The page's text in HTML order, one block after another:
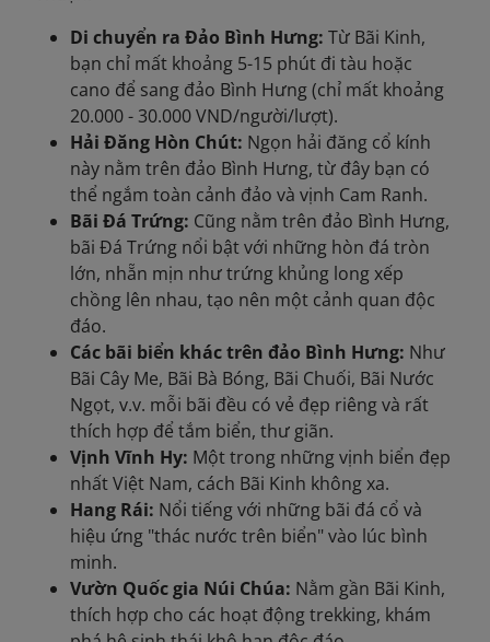
Di chuyển ra Đảo Bình Hưng: Từ Bãi Kinh,
bạn chỉ mất khoảng 5-15 phút đi tàu hoặc
cano để sang đảo Bình Hưng (chỉ mất khoảng
20.000 - 30.000 VND/người/lượt).
Hải Đăng Hòn Chút: Ngọn hải đăng cổ kính
này nằm trên đảo Bình Hưng, từ đây bạn có
thể ngắm toàn cảnh đảo và vịnh Cam Ranh.
Bãi Đá Trứng: Cũng nằm trên đảo Bình Hưng,
bãi Đá Trứng nổi bật với những hòn đá tròn
lớn, nhẵn mịn như trứng khủng long xếp
chồng lên nhau, tạo nên một cảnh quan độc
đáo.
Các bãi biển khác trên đảo Bình Hưng: Như
Bãi Cây Me, Bãi Bà Bóng, Bãi Chuối, Bãi Nước
Ngọt, v.v. mỗi bãi đều có vẻ đẹp riêng và rất
thích hợp để tắm biển, thư giãn.
Vịnh Vĩnh Hy: Một trong những vịnh biển đẹp
nhất Việt Nam, cách Bãi Kinh không xa.
Hang Rái: Nổi tiếng với những bãi đá cổ và
hiệu ứng "thác nước trên biển" vào lúc bình
minh.
Vườn Quốc gia Núi Chúa: Nằm gần Bãi Kinh,
thích hợp cho các hoạt động trekking, khám